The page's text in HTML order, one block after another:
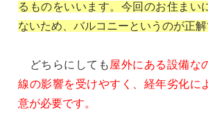
るものをいいます。今回のお住まい
ないため、バルコニーというのが正解
どちらにしても 屋外にある設備な
線の影響を受けやすく、経年劣化に
意が必要です。